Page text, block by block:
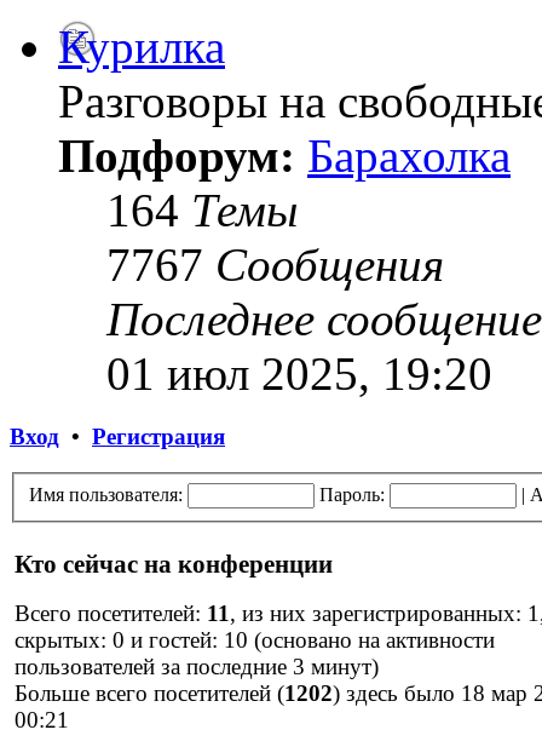
Курилка
Разговоры на
Подфорум: Барахолка
164 Темы
7767 Сообщения
Последнее сообщение
01 июл 2025, 19:20
Вход • Регистрация
Имя пользователя: Пароль: |
Кто сейчас на конференции
Всего посетителей: 11, из них зарегистрированных:
скрытых: 0 и гостей: 10 (основано на активности
пользователей за последние 3 минут)
Больше всего посетителей (1202) здесь было 18 мар
00:21